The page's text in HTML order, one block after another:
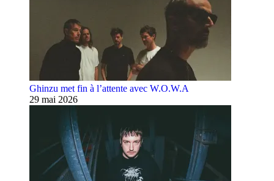
Ghinzu met fin à l’attente avec W.O.W.A
29 mai 2026